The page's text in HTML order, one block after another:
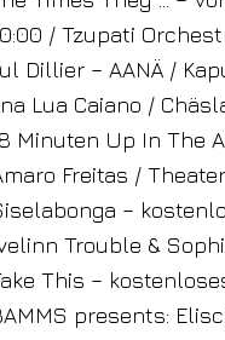
/ Tzupati
Dillier – AANÄ /
Lua Caiano /
Minuten Up In The
Freitas /
–
Trouble &
This –
presents: